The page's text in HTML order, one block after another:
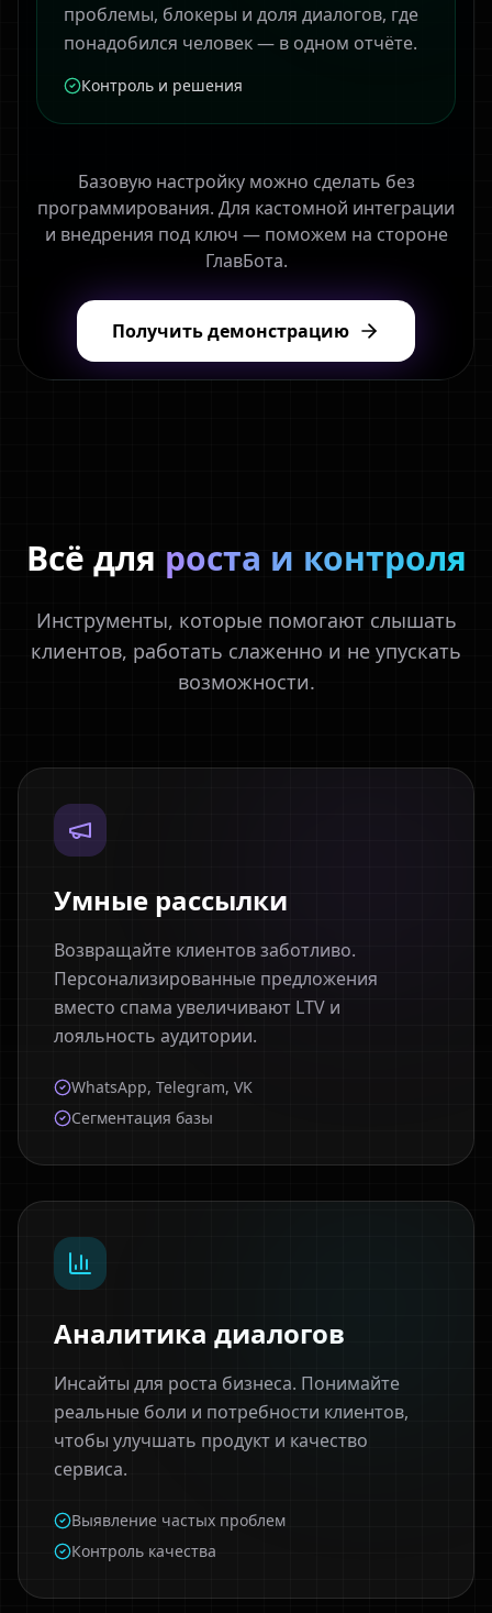
проблемы, блокеры и доля диалогов, где
понадобился человек — в одном отчёте.
Контроль и решения
Базовую настройку можно сделать без
программирования. Для кастомной интеграции
и внедрения под ключ — поможем на стороне
ГлавБота.
Получить демонстрацию
Всё для роста и контроля
Инструменты, которые помогают слышать
клиентов, работать слаженно и не упускать
возможности.
Умные рассылки
Возвращайте клиентов заботливо.
Персонализированные предложения
вместо спама увеличивают LTV и
лояльность аудитории.
WhatsApp, Telegram, VK
Сегментация базы
Аналитика диалогов
Инсайты для роста бизнеса. Понимайте
реальные боли и потребности клиентов,
чтобы улучшать продукт и качество
сервиса.
Выявление частых проблем
Контроль качества